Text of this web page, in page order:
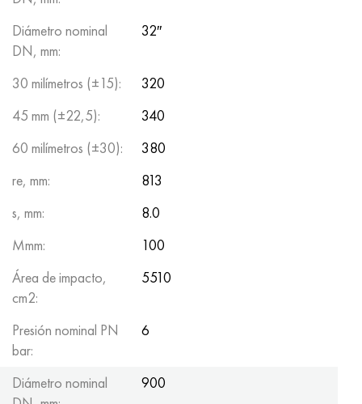
Diámetro nominal
DN, mm:
32″
30 milímetros (±15):
320
45 mm (±22,5):
340
60 milímetros (±30):
380
re, mm:
813
s, mm:
8.0
Mmm:
100
Área de impacto,
cm2:
5510
Presión nominal PN
bar:
6
Diámetro nominal
900